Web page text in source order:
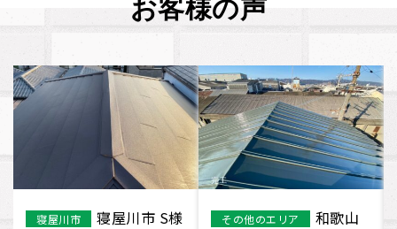
お客様の声
守口市
守口市 M様 重
堺市
堺市堺区 O様